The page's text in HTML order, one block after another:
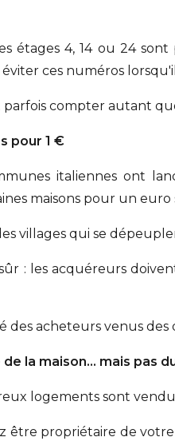
étages 4, 14 ou 24
ces numéros
parfois compter autant
pour 1 €
italiennes ont
maisons pour un euro
villages qui se
: les acquéreurs
des acheteurs venus
la maison… mais pas
logements sont
être propriétaire de